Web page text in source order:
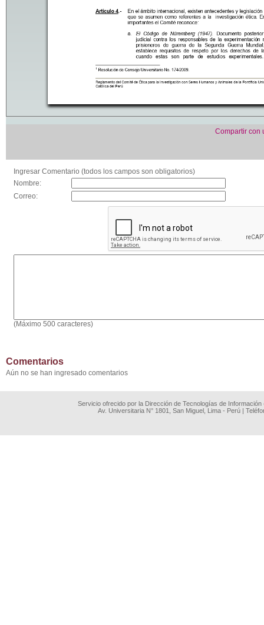
Compartir con
Ingresar Comentario (todos los campos son obligatorios)
Nombre:
Correo:
(Máximo 500 caracteres)
Comentarios
Aún no se han ingresado comentarios
Servicio ofrecido por la Dirección de Tecnologías de
Av. Universitaria N° 1801, San Miguel, Lima - Perú |